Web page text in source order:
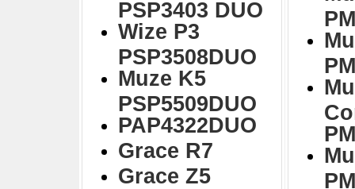
PSP3403 DUO
Wize P3
PSP3508DUO
Muze K5
PSP5509DUO
PAP4322DUO
Grace R7
Grace Z5